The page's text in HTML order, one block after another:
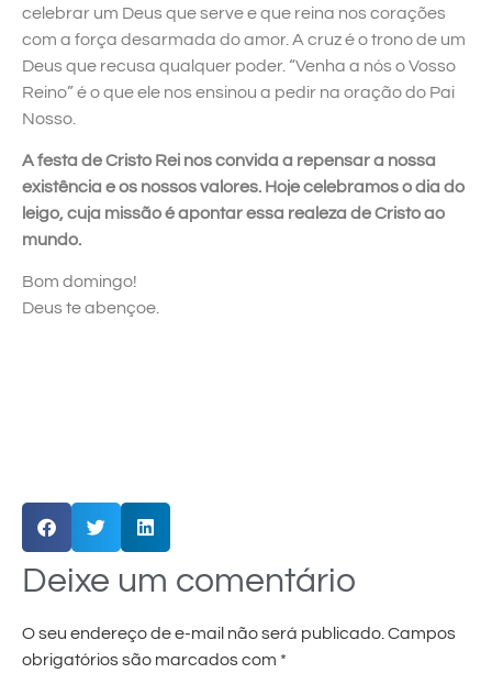
celebrar um Deus que serve e que reina nos corações
com a força desarmada do amor. A cruz é o trono de um
Deus que recusa qualquer poder. “Venha a nós o Vosso
Reino” é o que ele nos ensinou a pedir na oração do Pai
Nosso.
A festa de Cristo Rei nos convida a repensar a nossa
existência e os nossos valores. Hoje celebramos o dia do
leigo, cuja missão é apontar essa realeza de Cristo ao
mundo.
Bom domingo!
Deus te abençoe.
Deixe um comentário
O seu endereço de e-mail não será publicado. Campos
obrigatórios são marcados com *